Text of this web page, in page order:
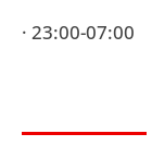
· 23:00-07:00